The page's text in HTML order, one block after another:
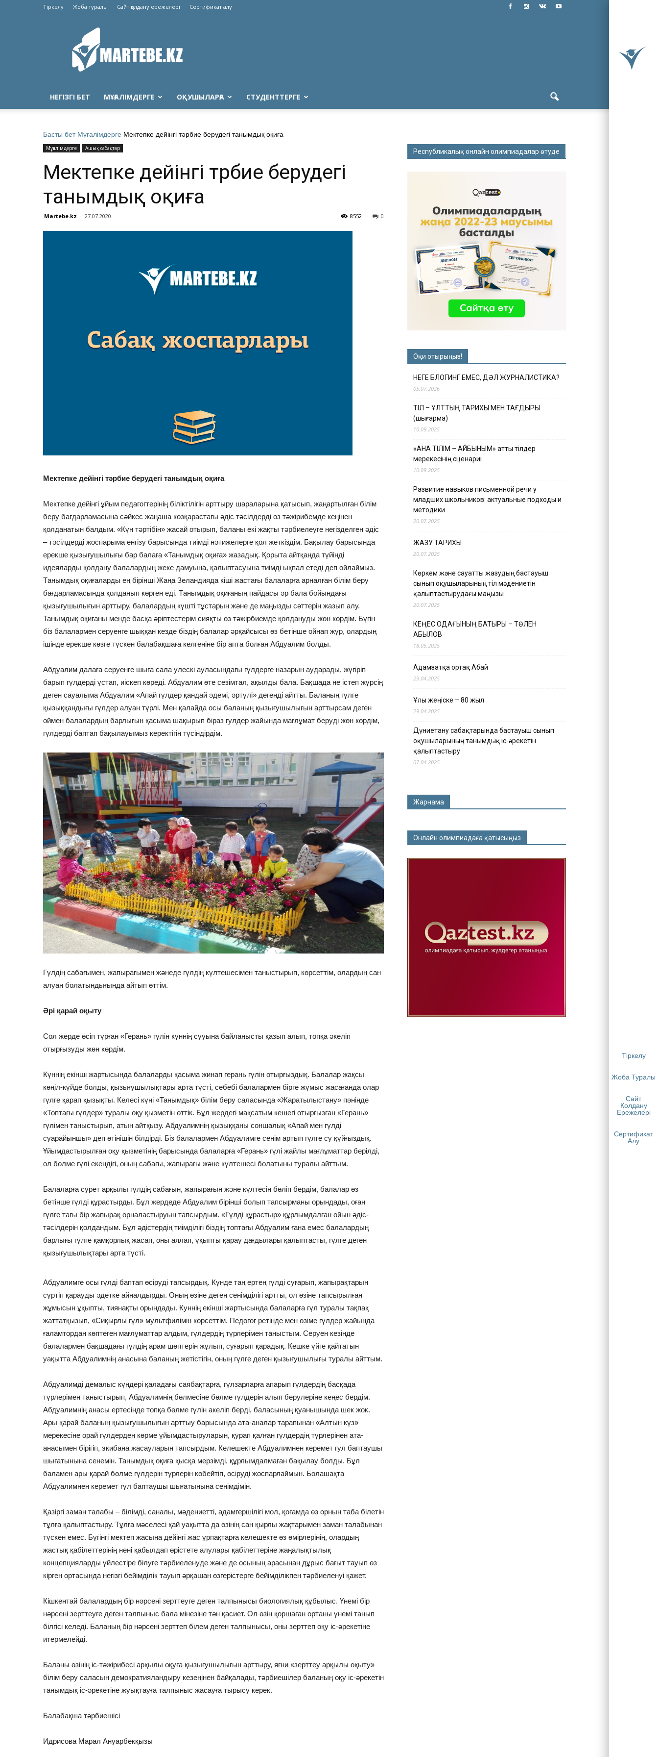
Тіркелу
Жоба Туралы
Сайт
Қолдану
Ережелері
Сертификат
Алу
Тіркелу Жоба туралы Сайт қолдану ережелері Сертификат алу
Martebe.kz
білім
сайты
НЕГІЗГІ БЕТ МҰҒАЛІМДЕРГЕ ОҚУШЫЛАРҒА СТУДЕНТТЕРГЕ
Басты бет Мұғалімдерге Мектепке дейінгі тәрбие берудегі танымдық оқиға
Мұғалімдерге Ашық сабақтар
Мектепке дейінгі тәрбие берудегі
танымдық оқиға
Martebe.kz - 27.07.2020 0
8552
Мектепке дейінгі тәрбие берудегі танымдық оқиға
Мектепке дейінгі ұйым педагогтерінің біліктілігін арттыру шараларына қатысып, жаңартылған білім
беру бағдарламасына сәйкес жаңаша көзқарастағы әдіс тәсілдерді өз тәжірибемде кеңінен
қолданатын балдым. «Күн тәртібін» жасай отырып, баланы екі жақты тәрбиелеуге негізделген әдіс
– тәсілдерді жоспарыма енгізу барысында тиімді нәтижелерге қол жеткіздім. Бақылау барысында
ерекше қызығушылығы бар балаға «Танымдық оқиға» жазадық. Қорыта айтқанда түйінді
идеяларды қолдану балалардың жеке дамуына, қалыптасуына тиімді ықпал етеді деп ойлаймыз.
Тaнымдық оқиғаларды ең бірінші Жаңа Зеландияда кіші жастағы балаларға арналған білім беру
бағдарламасында қолданып көрген еді. Тaнымдық оқиғаның пайдасы әр бала бойындағы
қызығушылығын арттыру, балалардың күшті тұстарын және де маңызды сәттерін жазып алу.
Танымдық оқиғаны менде басқа әріптестерім сияқты өз тәжірбиемде қолдануды жөн көрдім. Бүгін
біз балалармен серуенге шыққан кезде біздің балалар әрқайсысы өз бетінше ойнап жүр, олардың
ішінде ерекше көзге түскен балабақшаға келгеніне бір апта болған Абдуалим болды.
Абдуалим далаға серуенге шыға сала улескі ауласындағы гүлдерге назарын аударады, жүгіріп
барып гүлдерді ұстап, иіскеп көреді. Абдуалим өте сезімтал, ақылды бала. Бақшада не істеп жүрсің
деген сауалыма Абдуалим «Апай гүлдер қандай әдемі, әртүлі» дегенді айтты. Баланың гүлге
қызыққандығы гүлдер алуан түрлі. Мен қалайда осы баланың қызығушылығын арттырсам деген
оймен балалардың барлығын қасыма шақырып біраз гулдер жайында мағлұмат беруді жөн көрдім,
гүлдерді баптап бақылауымыз керектігін түсіндірдім.
Гүлдің сабағымен, жапырағымен жәнеде гүлдің күлтешесімен таныстырып, көрсеттім, олардың сан
алуан болатындығында айтып өттім.
Әрі қарай оқыту
Сол жерде өсіп тұрған «Герань» гүлін күннің сууына байланысты қазып алып, топқа әкеліп
отырғызуды жөн көрдім.
Күннің екінші жартысында балаларды қасыма жинап герань гүлін отырғыздық. Балалар жақсы
көңіл-күйде болды, қызығушылықтары арта түсті, себебі балалармен бірге жұмыс жасағанда олар
гүлге қарап қызықты. Келесі күні «Танымдық» білім беру саласында «Жаратылыстану» пәнінде
«Топтағы гүлдер» туралы оқу қызметін өттік. Бұл жердегі мақсатым кешегі отырғызған «Герань»
гүлімен таныстырып, атын айтқызу. Абдуалимнің қызыққаны соншалық «Апай мен гүлді
суарайыншы» деп өтінішін білдірді. Біз балалармен Абдуалимге сенім артып гүлге су құйғыздық.
Ұйымдастырылған оқу қызметінің барысында балаларға «Герань» гүлі жайлы мағлұматтар берілді,
ол бөлме гүлі екендігі, оның сабағы, жапырағы және күлтешесі болатыны туралы айттым.
Балаларға сурет арқылы гүлдің сабағын, жапырағын және күлтесін бөліп бердім, балалар өз
бетінше гүлді құрастырды. Бұл жердеде Абдуалим бірінші болып тапсырманы орындады, оған
гүлге тағы бір жапырақ орналастыруын тапсырдым. «Гүлді құрастыр» құрлымдалған ойын әдіс-
тәсілдерін қолдандым. Бұл әдістердің тиімділігі біздің топтағы Абдуалим ғана емес балалардың
барлығы гүлге қамқорлық жасап, оны аялап, ұқыпты қарау дағдылары қалыптасты, гүлге деген
қызығушылықтары арта түсті.
Абдуалимге осы гүлді баптап өсіруді тапсырдық. Күнде таң ертең гүлді суғарып, жапырақтарын
сүртіп қарауды әдетке айналдырды. Оның өзіне деген сенімділігі артты, ол өзіне тапсырылған
жұмысын ұқыпты, тиянақты орындады. Куннің екінші жартысында балаларға гүл туралы тақпақ
жаттатқызып, «Сиқырлы гүл» мультфилімін көрсеттім. Педогог ретінде мен өзіме гүлдер жайында
ғаламтордан көптеген мағлұматтар алдым, гүлдердің түрлерімен таныстым. Серуен кезінде
балалармен бақшадағы гүлдің арам шөптерін жұлып, суғарып қарадық. Кешке үйге қайтатын
уақытта Абдуалимнің анасына баланың жетістігін, оның гүлге деген қызығушылығы туралы айттым.
Абдуалимді демалыс күндері қаладағы саябақтарға, гүлзарларға апарып гүлдердің басқада
түрлерімен таныстырып, Абдуалимнің бөлмесіне бөлме гүлдерін алып берулеріне кеңес бердім.
Абдуалимнің анасы ертесінде топқа бөлме гүлін акеліп берді, баласының қуанышында шек жок.
Ары қарай баланың қызығушылығын арттыу барысында ата-аналар тарапынан «Алтын күз»
мерекесіне орай гүлдерден көрме ұйымдастыруларын, қурап қалған гүлдердің түрлерінен ата-
анасымен бірігіп, экибана жасауларын тапсырдым. Келешекте Абдуалимнен керемет гул баптаушы
шығатынына сенемін. Танымдық оқиға қысқа мерзімді, құрлымдалмаған бақылау болды. Бұл
баламен ары қарай бөлме гүлдерін түрлерін көбейтіп, өсіруді жоспарлаймын. Болашақта
Абдуалимнен керемет гүл баптаушы шығатынына сенімдімін.
Қазіргі заман талабы – білімді, саналы, мәдениетті, адамгершілігі мол, қоғамда өз орнын таба білетін
тұлға қалыптастыру. Тұлға мәселесі қай уақытта да өзінің сан қырлы жақтарымен заман талабынан
түскен емес. Бүгінгі мектеп жасына дейінгі жас ұрпақтарға келешекте өз өмірлерінің, олардың
жастық қабілеттерінің нені қабылдап өрістете алулары қабілеттеріне жаңалықтылық
концепцияларды үйлестіре білуге тәрбиеленуде және де осының арасынан дұрыс бағыт тауып өз
кірген ортасында негізгі бейімділік тауып әрқашан өзгерістерге бейімділікпен тәрбиеленуі қажет.
Кішкентай балалардың бір нәрсені зерттеуге деген талпынысы биологиялық құбылыс. Үнемі бір
нәрсені зерттеуге деген талпыныс бала мінезіне тән қасиет. Ол өзін қоршаған ортаны үнемі танып
білгісі келеді. Баланың бір нәрсені зерттеп білем деген талпынысы, оны зерттеп оқу іс-әрекетіне
итермелейді.
Баланы өзінің іс-тәжірибесі арқылы оқуға қызығушылығын арттыру, яғни «зерттеу арқылы оқыту»
білім беру саласын демократияландыру кезеңінен байқалады, тәрбиешілер баланың оқу іс-әрекетін
танымдық іс-әрекетіне жуықтауға талпыныс жасауға тырысу керек.
Балабақша тәрбиешісі
Идрисова Марал Ануарбекқызы
Республикалық онлайн олимпиадалар өтуде
Оқи отырыңыз!
НЕГЕ БЛОГИНГ ЕМЕС, ДӘЛ ЖУРНАЛИСТИКА?
05.07.2026
ТІЛ – ҰЛТТЫҢ ТАРИХЫ МЕН ТАҒДЫРЫ
(шығарма)
10.09.2025
«АНА ТІЛІМ – АЙБЫНЫМ» атты тілдер
мерекесінің сценариі
10.09.2025
Развитие навыков письменной речи у
младших школьников: актуальные подходы и
методики
20.07.2025
ЖАЗУ ТАРИХЫ
20.07.2025
Көркем және сауатты жазудың бастауыш
сынып оқушыларының тіл мәдениетін
қалыптастырудағы маңызы
20.07.2025
КЕҢЕС ОДАҒЫНЫҢ БАТЫРЫ – ТӨЛЕН
ҚАБЫЛОВ
18.05.2025
Адамзатқа ортақ Абай
29.04.2025
Ұлы жеңіске – 80 жыл
29.04.2025
Дүниетану сабақтарында бастауыш сынып
оқушыларының танымдық іс-әрекетін
қалыптастыру
07.04.2025
Жарнама
Онлайн олимпиадаға қатысыңыз